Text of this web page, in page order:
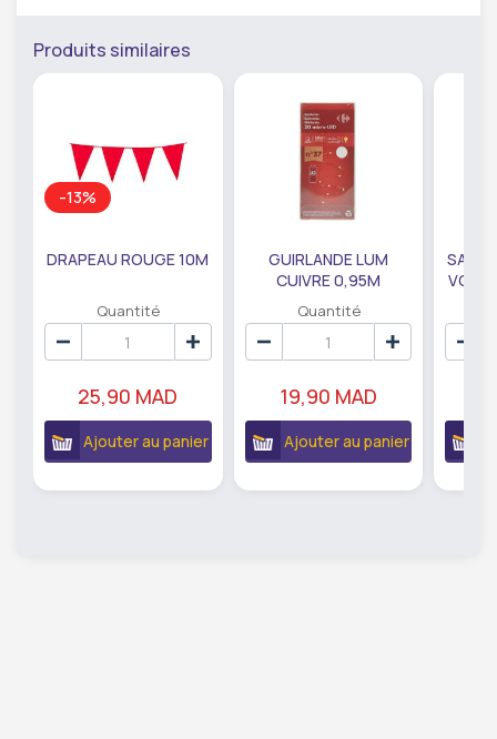
Produits similaires
-13%
DRAPEAU ROUGE 10M
Quantité
25,90 MAD
Ajouter au panier
GUIRLANDE LUM
CUIVRE 0,95M
DE79207
Quantité
19,90 MAD
Ajouter au panier